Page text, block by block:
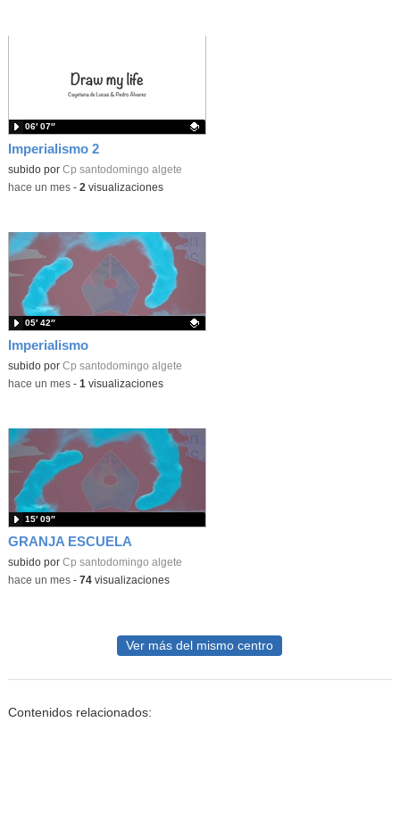
Imperialismo 2
Contenido educativo.
subido por Cp santodomingo algete
06′ 07″
-hace un mes- 2 visualizaciones
Imperialismo
Contenido educativo.
subido por Cp santodomingo algete
05′ 42″
-hace un mes- 1 visualizaciones
GRANJA ESCUELA
subido por Cp santodomingo algete
15′ 09″
-hace un mes- 74visualizaciones
Ver más del mismo centro
Contenidos relacionados: